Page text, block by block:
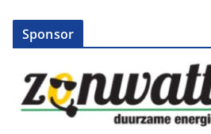
Sponsor